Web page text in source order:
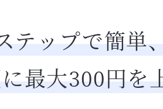
テップで簡単
最大300円を